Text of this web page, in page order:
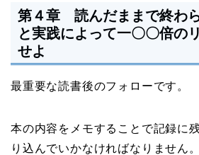
第４章 読んだままで終わ
と実践によって一〇〇倍の
せよ
最重要な読書後のフォローです。
本の内容をメモすることで記録に
り込んでいかなければなりません。